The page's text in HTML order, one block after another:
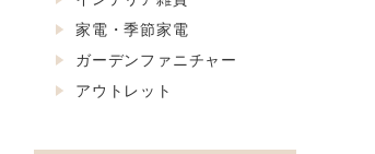
家電・季節家電
ガーデンファニチャー
アウトレット